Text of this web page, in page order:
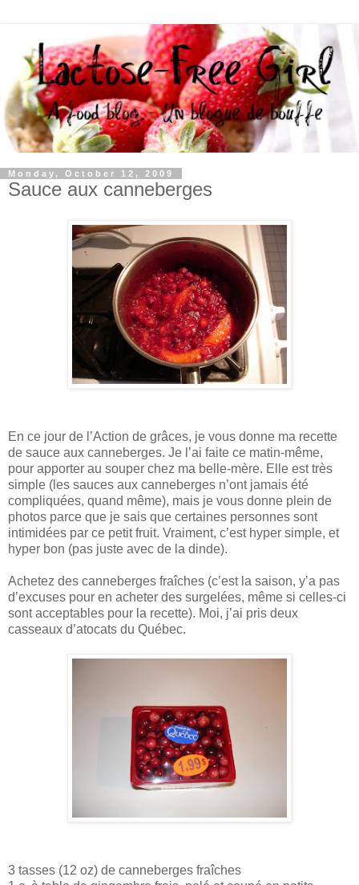
Monday, October 12, 2009
Sauce aux canneberges
En ce jour de l’Action de grâces, je vous donne ma recette
de sauce aux canneberges. Je l’ai faite ce matin-même,
pour apporter au souper chez ma belle-mère. Elle est très
simple (les sauces aux canneberges n’ont jamais été
compliquées, quand même), mais je vous donne plein de
photos parce que je sais que certaines personnes sont
intimidées par ce petit fruit. Vraiment, c’est hyper simple, et
hyper bon (pas juste avec de la dinde).
Achetez des canneberges fraîches (c’est la saison, y’a pas
d’excuses pour en acheter des surgelées, même si celles-ci
sont acceptables pour la recette). Moi, j’ai pris deux
casseaux d’atocats du Québec.
3 tasses (12 oz) de canneberges fraîches